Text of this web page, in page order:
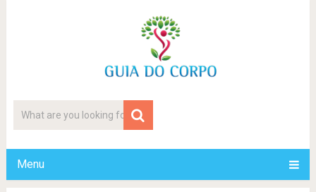
Menu